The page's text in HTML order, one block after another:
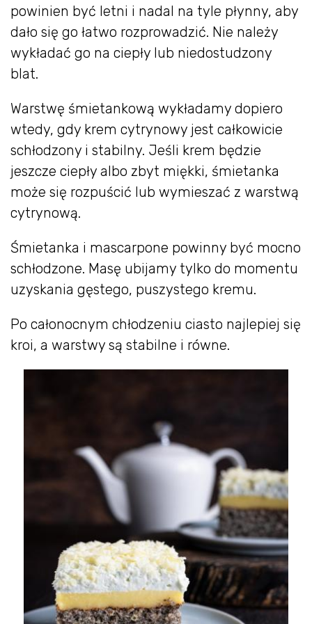
powinien być letni i nadal na tyle płynny, aby
dało się go łatwo rozprowadzić. Nie należy
wykładać go na ciepły lub niedostudzony
blat.
Warstwę śmietankową wykładamy dopiero
wtedy, gdy krem cytrynowy jest całkowicie
schłodzony i stabilny. Jeśli krem będzie
jeszcze ciepły albo zbyt miękki, śmietanka
może się rozpuścić lub wymieszać z warstwą
cytrynową.
Śmietanka i mascarpone powinny być mocno
schłodzone. Masę ubijamy tylko do momentu
uzyskania gęstego, puszystego kremu.
Po całonocnym chłodzeniu ciasto najlepiej się
kroi, a warstwy są stabilne i równe.